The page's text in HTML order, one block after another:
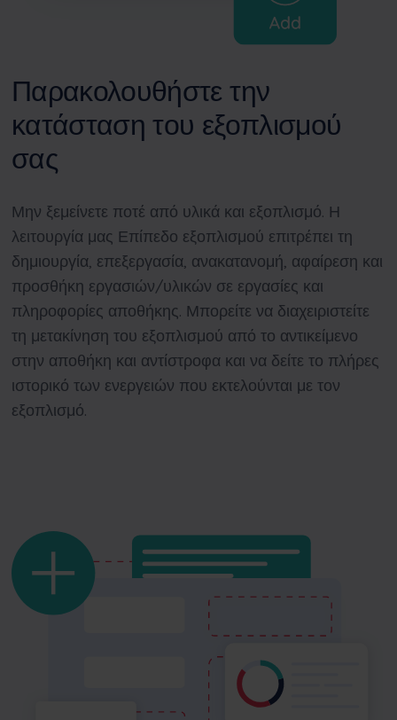
Παρακολουθήστε την
κατάσταση του εξοπλισμού
σας
Μην ξεμείνετε ποτέ από υλικά και εξοπλισμό. Η
λειτουργία μας Επίπεδο εξοπλισμού επιτρέπει τη
δημιουργία, επεξεργασία, ανακατανομή, αφαίρεση και
προσθήκη εργασιών/υλικών σε εργασίες και
πληροφορίες αποθήκης. Μπορείτε να διαχειριστείτε
τη μετακίνηση του εξοπλισμού από το αντικείμενο
στην αποθήκη και αντίστροφα και να δείτε το πλήρες
ιστορικό των ενεργειών που εκτελούνται με τον
εξοπλισμό.